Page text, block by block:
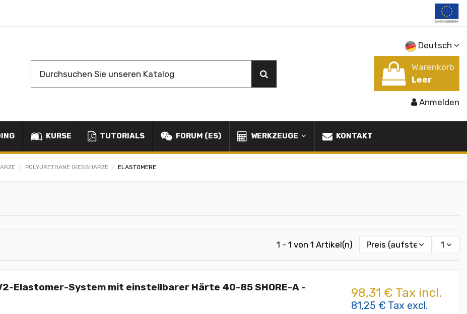
Deutsch
Warenkorb
Leer
Anmelden
KURSE TUTORIALS FORUM (ES) WERKZEUGE KONTAKT
POLYURETHANE GIESSHARZE ELASTOMERE
1 - 1 von 1 Artikel(n) Preis (aufsteigend)1
Elastomer-System mit einstellbarer Härte 40-85 SHORE-A - 98,31 € Tax incl.
81,25 € Tax excl.